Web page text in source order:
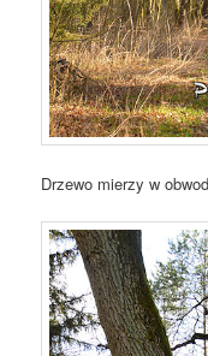
Drzewo mierzy w